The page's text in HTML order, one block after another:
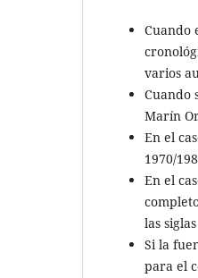
Cuando
varios
Cuando
Marín
En el
1970/
En el
las
Si la
para el